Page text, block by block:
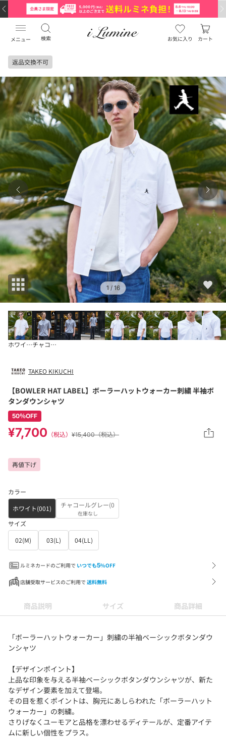
メニュー 検索 お気に入り カート
返品交換不可
1/ 16
ホワイト(001)チャコールグレー(0
TAKEO KIKUCHI
【BOWLER HAT LABEL】ボーラーハットウォーカー刺繍 半袖ボ
タンダウンシャツ
50％OFF
¥7,700 （税込） ¥15,400（税込）
再値下げ
カラー
ホワイト(001)
チャコールグレー(0
在庫なし
サイズ
02(M)
03(L) 04(LL)
ルミネカードのご利用で いつでも5%OFF
店舗受取サービスのご利用で 送料無料
商品説明 サイズ 商品詳細
「ボーラーハットウォーカー」刺繍の半袖ベーシックボタンダウ
ンシャツ
【デザインポイント】
上品な印象を与える半袖ベーシックボタンダウンシャツが、新た
なデザイン要素を加えて登場。
その目を惹くポイントは、胸元にあしらわれた「ボーラーハット
ウォーカー」の刺繍。
さりげなくユーモアと品格を漂わせるディテールが、定番アイテ
ムに新しい個性をプラス。